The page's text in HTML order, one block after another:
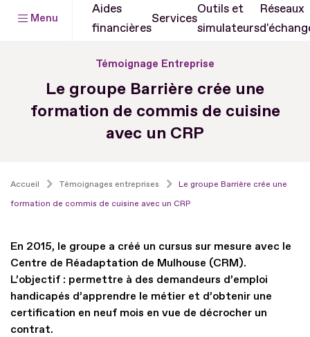
Menu
Aides
financières
Services
Outils et
simulateurs
Réseaux
Témoignage Entreprise
Le groupe Barrière crée une
formation de commis de cuisine
avec un CRP
Accueil Témoignages entreprises
Le groupe Barrière crée une
formation de commis de cuisine avec un CRP
En 2015, le groupe a créé un cursus sur mesure avec le
Centre de Réadaptation de Mulhouse (CRM).
L’objectif : permettre à des demandeurs d’emploi
handicapés d’apprendre le métier et d’obtenir une
certification en neuf mois en vue de décrocher un
contrat.